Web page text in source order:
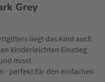
Grey
liegt das Kind auch
kinderleichten Einstieg
misst
- perfekt für den einfachen